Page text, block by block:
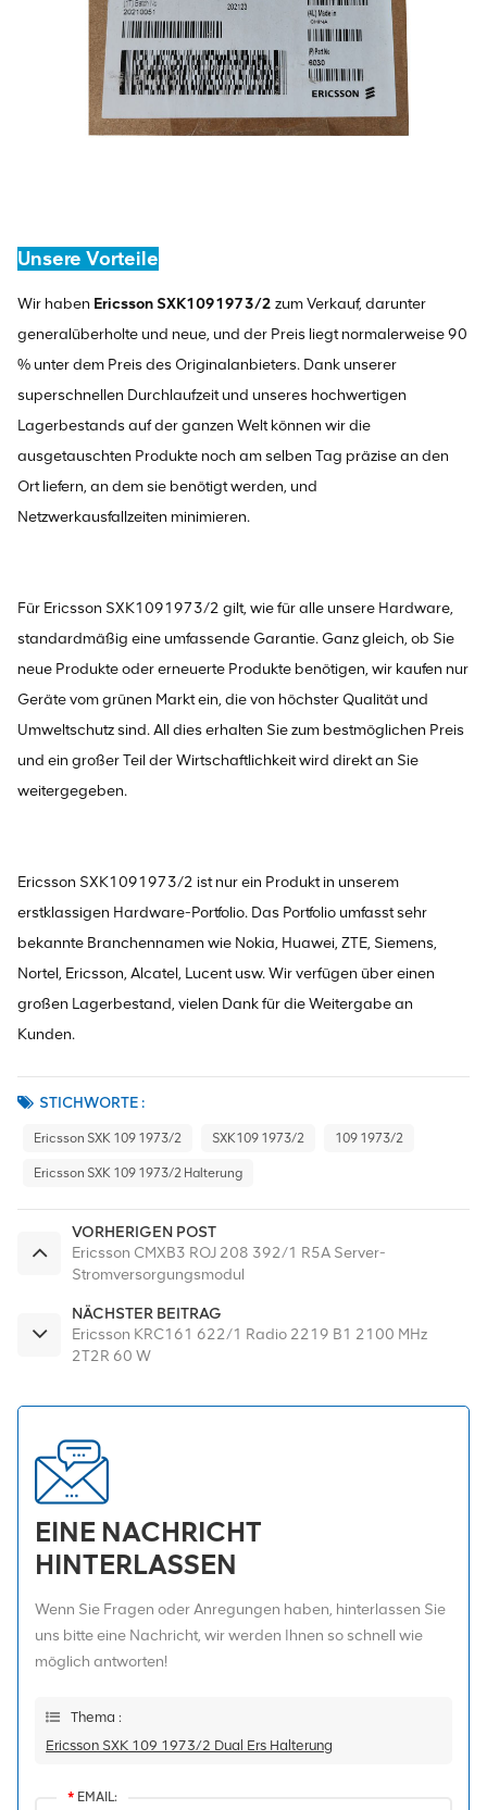
Unsere Vorteile
Wir haben Ericsson SXK1091973/2 zum Verkauf, darunter
generalüberholte und neue, und der Preis liegt normalerweise 90
% unter dem Preis des Originalanbieters. Dank unserer
superschnellen Durchlaufzeit und unseres hochwertigen
Lagerbestands auf der ganzen Welt können wir die
ausgetauschten Produkte noch am selben Tag präzise an den
Ort liefern, an dem sie benötigt werden, und
Netzwerkausfallzeiten minimieren.
Für Ericsson SXK1091973/2 gilt, wie für alle unsere Hardware,
standardmäßig eine umfassende Garantie. Ganz gleich, ob Sie
neue Produkte oder erneuerte Produkte benötigen, wir kaufen nur
Geräte vom grünen Markt ein, die von höchster Qualität und
Umweltschutz sind. All dies erhalten Sie zum bestmöglichen Preis
und ein großer Teil der Wirtschaftlichkeit wird direkt an Sie
weitergegeben.
Ericsson SXK1091973/2 ist nur ein Produkt in unserem
erstklassigen Hardware-Portfolio. Das Portfolio umfasst sehr
bekannte Branchennamen wie Nokia, Huawei, ZTE, Siemens,
Nortel, Ericsson, Alcatel, Lucent usw. Wir verfügen über einen
großen Lagerbestand, vielen Dank für die Weitergabe an
Kunden.
STICHWORTE :
Ericsson SXK 109 1973/2 SXK109 1973/2 109 1973/2
Ericsson SXK 109 1973/2 Halterung
VORHERIGEN POST
Ericsson CMXB3 ROJ 208 392/1 R5A Server-
Stromversorgungsmodul
NÄCHSTER BEITRAG
Ericsson KRC161 622/1 Radio 2219 B1 2100 MHz
2T2R 60 W
EINE NACHRICHT
HINTERLASSEN
Wenn Sie Fragen oder Anregungen haben, hinterlassen Sie
uns bitte eine Nachricht, wir werden Ihnen so schnell wie
möglich antworten!
Thema :
Ericsson SXK 109 1973/2 Dual Ers Halterung
* EMAIL: